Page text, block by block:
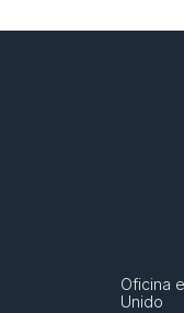
Oficina
Unido